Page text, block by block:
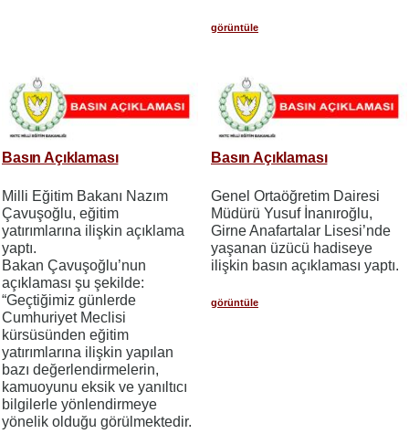
görüntüle
Basın Açıklaması
Milli Eğitim Bakanı Nazım
Çavuşoğlu, eğitim
yatırımlarına ilişkin açıklama
yaptı.
Bakan Çavuşoğlu’nun
açıklaması şu şekilde:
“Geçtiğimiz günlerde
Cumhuriyet Meclisi
kürsüsünden eğitim
yatırımlarına ilişkin yapılan
bazı değerlendirmelerin,
kamuoyunu eksik ve yanıltıcı
bilgilerle yönlendirmeye
yönelik olduğu görülmektedir.
Basın Açıklaması
Genel Ortaöğretim Dairesi
Müdürü Yusuf İnanıroğlu,
Girne Anafartalar Lisesi’nde
yaşanan üzücü hadiseye
ilişkin basın açıklaması yaptı.
görüntüle